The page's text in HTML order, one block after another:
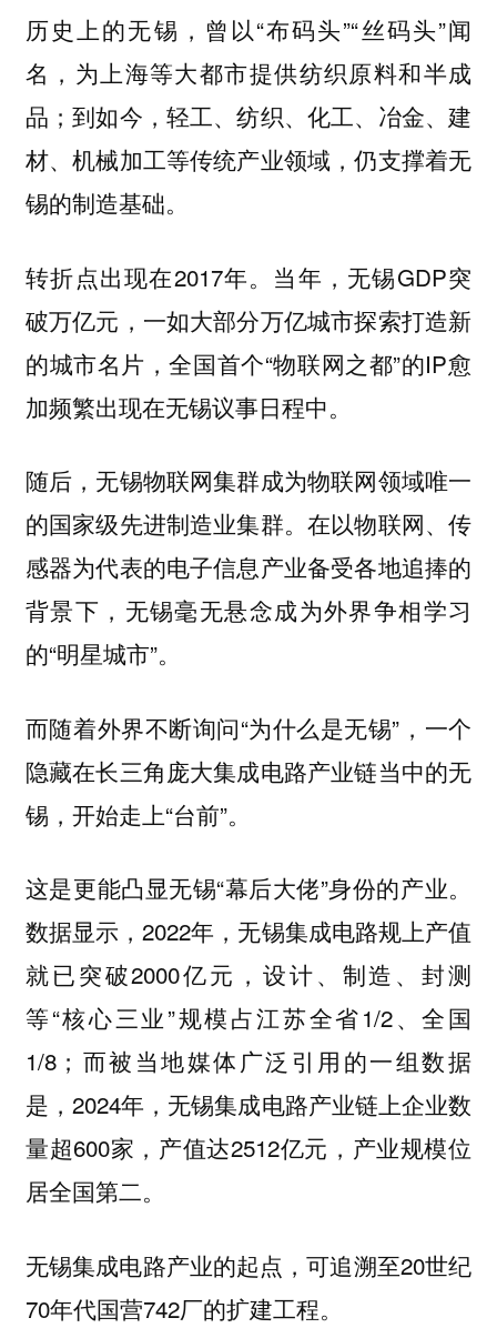
历史上的无锡，曾以“布码头”“丝码头”闻
名，为上海等大都市提供纺织原料和半成
品；到如今，轻工、纺织、化工、冶金、建
材、机械加工等传统产业领域，仍支撑着无
锡的制造基础。
转折点出现在2017年。当年，无锡GDP突
破万亿元，一如大部分万亿城市探索打造新
的城市名片，全国首个“物联网之都”的IP愈
加频繁出现在无锡议事日程中。
随后，无锡物联网集群成为物联网领域唯一
的国家级先进制造业集群。在以物联网、传
感器为代表的电子信息产业备受各地追捧的
背景下，无锡毫无悬念成为外界争相学习
的“明星城市”。
而随着外界不断询问“为什么是无锡”，一个
隐藏在长三角庞大集成电路产业链当中的无
锡，开始走上“台前”。
这是更能凸显无锡“幕后大佬”身份的产业。
数据显示，2022年，无锡集成电路规上产值
就已突破2000亿元，设计、制造、封测
等“核心三业”规模占江苏全省1/2、全国
1/8；而被当地媒体广泛引用的一组数据
是，2024年，无锡集成电路产业链上企业数
量超600家，产值达2512亿元，产业规模位
居全国第二。
无锡集成电路产业的起点，可追溯至20世纪
70年代国营742厂的扩建工程。